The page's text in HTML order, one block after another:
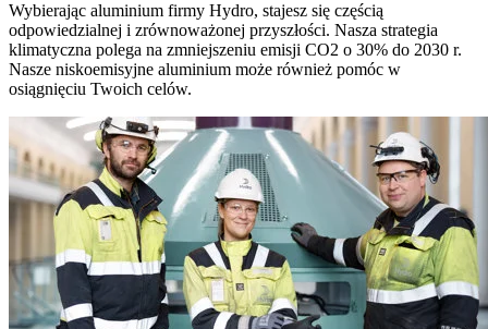
Wybierając aluminium firmy Hydro, stajesz się częścią
odpowiedzialnej i zrównoważonej przyszłości. Nasza strategia
klimatyczna polega na zmniejszeniu emisji CO2 o 30% do 2030 r.
Nasze niskoemisyjne aluminium może również pomóc w
osiągnięciu Twoich celów.